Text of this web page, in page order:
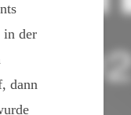
in der
dann